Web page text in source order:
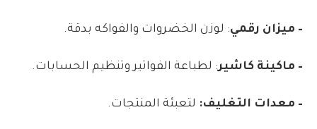
– ميزان رقمي: لوزن الخضروات والفواكه بدقة.
– ماكينة كاشير: لطباعة الفواتير وتنظيم الحسابات.
– معدات التغليف: لتعبئة المنتجات.